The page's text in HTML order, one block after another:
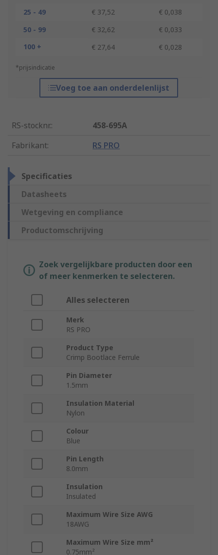
25 - 49
€ 37,52
€ 0,038
50 - 99
€ 32,62
€ 0,033
100 +
€ 27,64 € 0,028
*prijsindicatie
Voeg toe aan onderdelenlijst
RS-stocknr.:
458-695A
Fabrikant: RS PRO
Specificaties
Datasheets
Wetgeving en compliance
Productomschrijving
Zoek vergelijkbare producten door een
of meer kenmerken te selecteren.
Alles selecteren
Merk
RS PRO
Product Type
Crimp Bootlace Ferrule
Pin Diameter
1.5mm
Insulation Material
Nylon
Colour
Blue
Pin Length
8.0mm
Insulation
Insulated
Maximum Wire Size AWG
18AWG
Maximum Wire Size mm²
0.75mm²